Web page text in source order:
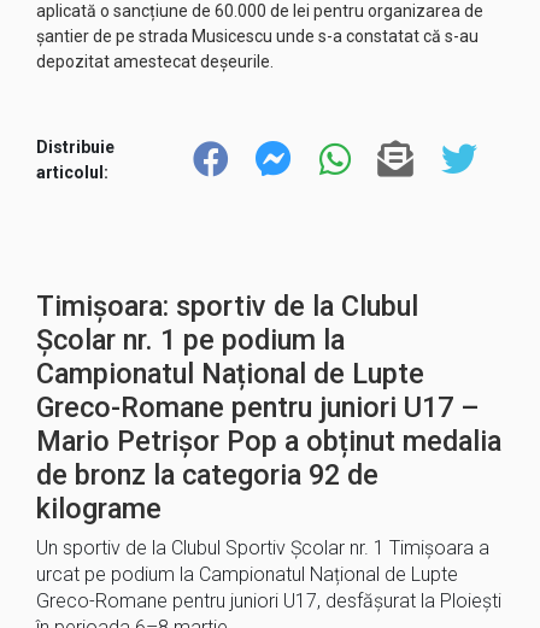
aplicată o sancțiune de 60.000 de lei pentru organizarea de
șantier de pe strada Musicescu unde s-a constatat că s-au
depozitat amestecat deșeurile.
Distribuie
articolul:
Timișoara: sportiv de la Clubul
Școlar nr. 1 pe podium la
Campionatul Național de Lupte
Greco-Romane pentru juniori U17 –
Mario Petrișor Pop a obținut medalia
de bronz la categoria 92 de
kilograme
Un sportiv de la Clubul Sportiv Școlar nr. 1 Timișoara a
urcat pe podium la Campionatul Național de Lupte
Greco-Romane pentru juniori U17, desfășurat la Ploiești